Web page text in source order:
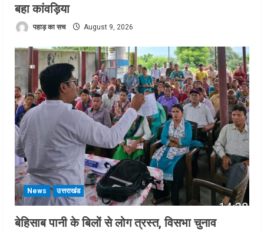
बहा कांवड़िया
पहाड़ का सच August 9, 2026
News उत्तराखंड
बेहिसाब पानी के बिलों से लोग त्रस्त, विसभा चुनाव